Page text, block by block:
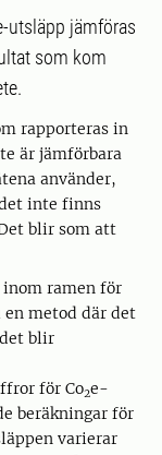
utsläpp jämföras
som kom
rapporteras in
är jämförbara
använder,
inte finns
blir som att
inom ramen för
metod där det
blir
för Co2e-
beräkningar för
varierar